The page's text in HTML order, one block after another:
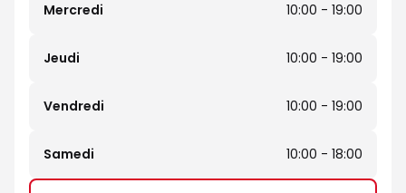
Mercredi 10:00 - 19:00
Jeudi 10:00 - 19:00
Vendredi 10:00 - 19:00
Samedi 10:00 - 18:00